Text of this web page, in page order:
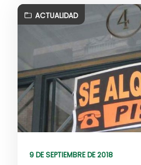
ACTUALIDAD
9 DE SEPTIEMBRE DE 2018